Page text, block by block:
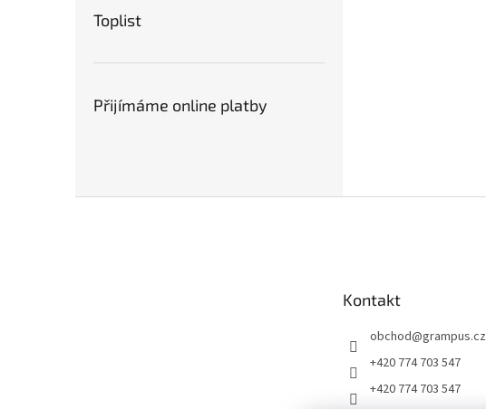
Toplist
Přijímáme online platby
Kontakt
obchod@grampus.cz
+420 774 703 547
+420 774 703 547